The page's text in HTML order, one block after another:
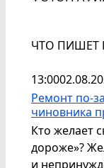
ЧТО ПИШЕТ
13:00
Ремонт по-
чиновника
Кто желает
дороже»?
и